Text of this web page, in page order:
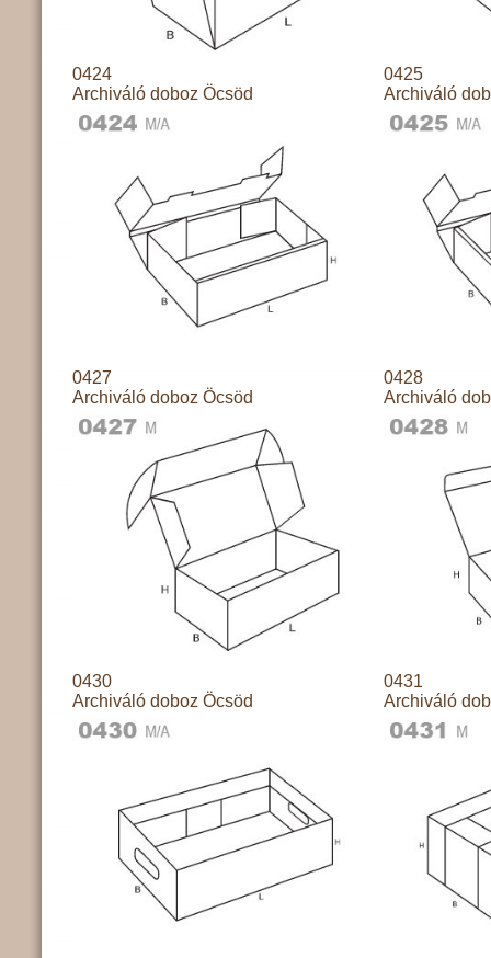
0424
Archiváló doboz Öcsöd
0425
Archiváló
0427
Archiváló doboz Öcsöd
0428
Archiváló
0430
Archiváló doboz Öcsöd
0431
Archiváló